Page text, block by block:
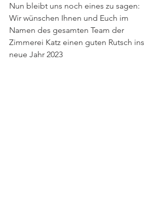
Nun bleibt uns noch eines zu sagen:
Wir wünschen Ihnen und Euch im
Namen des gesamten Team der
Zimmerei Katz einen guten Rutsch ins
neue Jahr 2023